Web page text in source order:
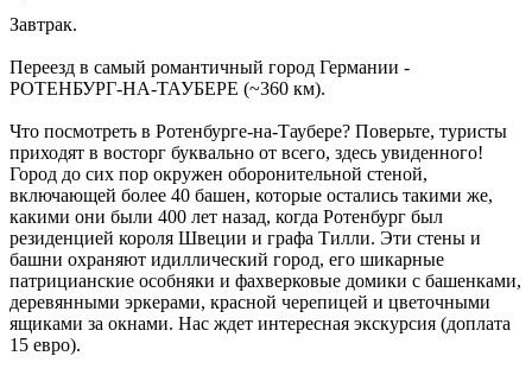
Завтрак.
Переезд в самый романтичный город Германии -
РОТЕНБУРГ-НА-ТАУБЕРЕ (~360 км).
Что посмотреть в Ротенбурге-на-Таубере? Поверьте, туристы
приходят в восторг буквально от всего, здесь увиденного!
Город до сих пор окружен оборонительной стеной,
включающей более 40 башен, которые остались такими же,
какими они были 400 лет назад, когда Ротенбург был
резиденцией короля Швеции и графа Тилли. Эти стены и
башни охраняют идиллический город, его шикарные
патрицианские особняки и фахверковые домики с башенками,
деревянными эркерами, красной черепицей и цветочными
ящиками за окнами. Нас ждет интересная экскурсия (доплата
15 евро).